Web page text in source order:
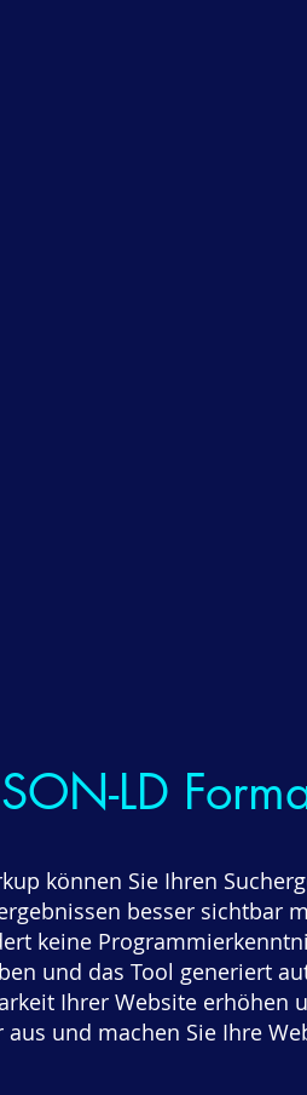
LD
können Sie Ihren
besser sichtbar
keine
und das Tool generiert
Ihrer Website erhöhen
aus und machen Sie Ihre